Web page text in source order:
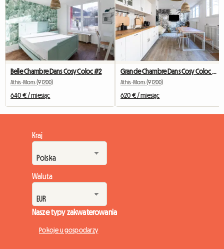
Belle Chambre Dans Cosy Coloc #2
Athis-Mons (91200)
640 € / miesiąc
Athis-Mons (91200)
620 € / miesiąc
Kraj
Waluta
Nasze typy zakwaterowania
Pokoje u gospodarzy